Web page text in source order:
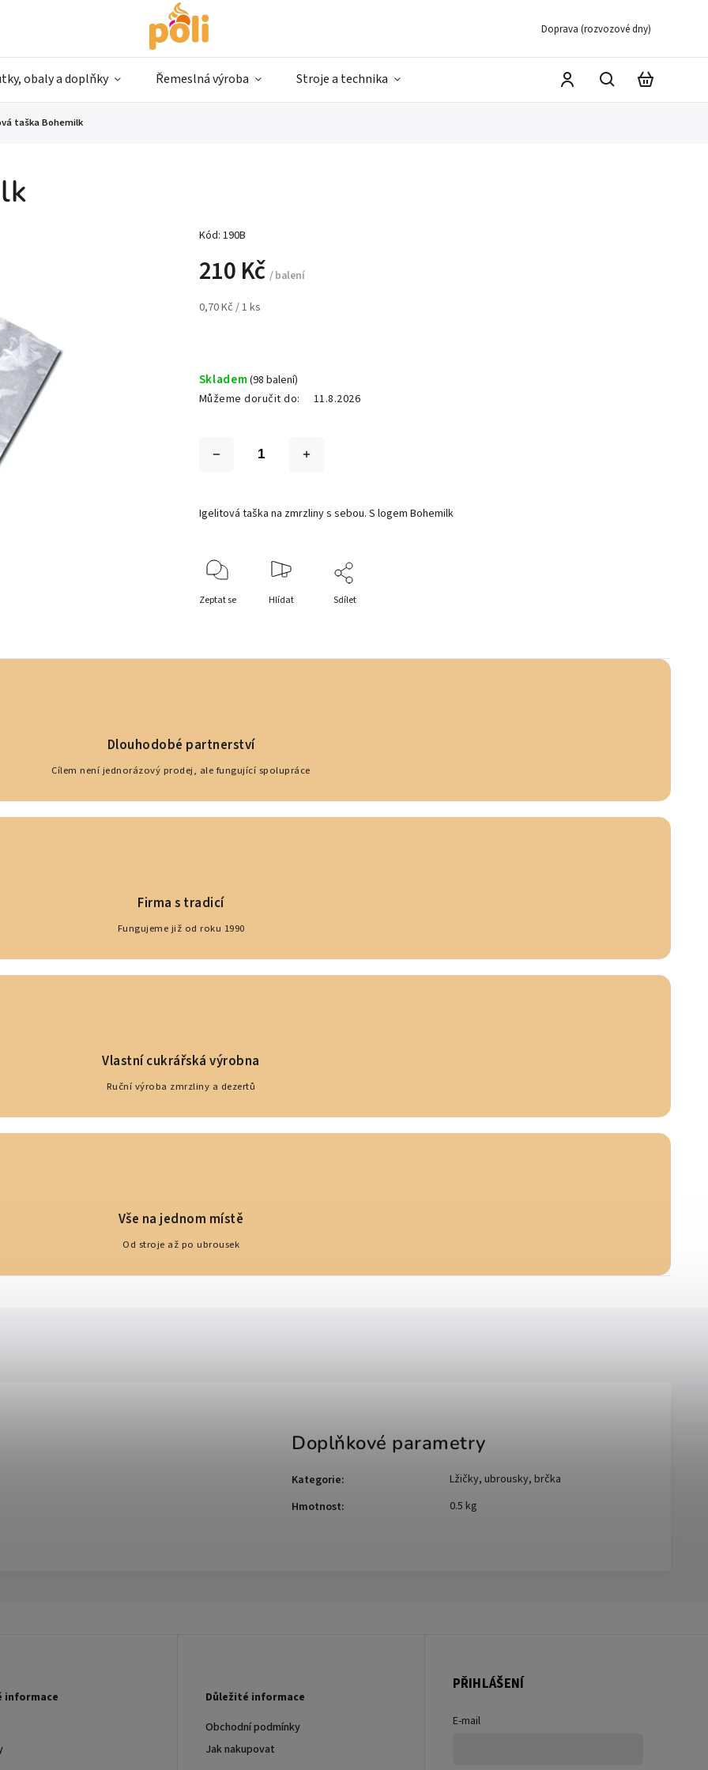
Doprava (rozvozové dny)
obaly a doplňky Řemeslná výroba Stroje a technika
taška Bohemilk
Kód: 190B
210 Kč / balení
0,70 Kč / 1 ks
Skladem(98 balení)
Můžeme doručit do:
11.8.2026
Igelitová taška na zmrzliny s sebou. S logem Bohemilk
Zeptat se Hlídat Sdílet
Dlouhodobé partnerství
Cílem není jednorázový prodej, ale fungující spolupráce
Firma s tradicí
Fungujeme již od roku 1990
Vlastní cukrářská výrobna
Ruční výroba zmrzliny a dezertů
Vše na jednom místě
Od stroje až po ubrousek
Doplňkové parametry
Kategorie:
Lžičky, ubrousky, brčka
Hmotnost: 0.5 kg
informace
Důležité informace
Obchodní podmínky
Jak nakupovat
PŘIHLÁŠENÍ
E-mail